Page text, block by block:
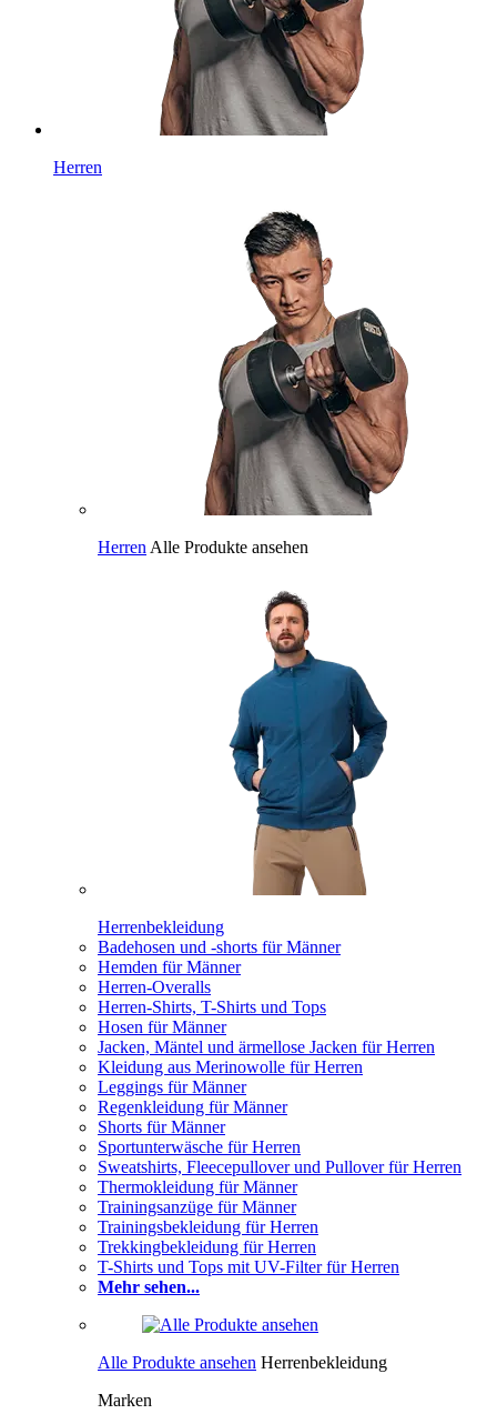
Herren
Herren Alle Produkte ansehen
Herrenbekleidung
Badehosen und -shorts für Männer
Hemden für Männer
Herren-Overalls
Herren-Shirts, T-Shirts und Tops
Hosen für Männer
Jacken, Mäntel und ärmellose Jacken für Herren
Kleidung aus Merinowolle für Herren
Leggings für Männer
Regenkleidung für Männer
Shorts für Männer
Sportunterwäsche für Herren
Sweatshirts, Fleecepullover und Pullover für Herren
Thermokleidung für Männer
Trainingsanzüge für Männer
Trainingsbekleidung für Herren
Trekkingbekleidung für Herren
T-Shirts und Tops mit UV-Filter für Herren
Mehr sehen...
Alle Produkte ansehen Herrenbekleidung
Marken